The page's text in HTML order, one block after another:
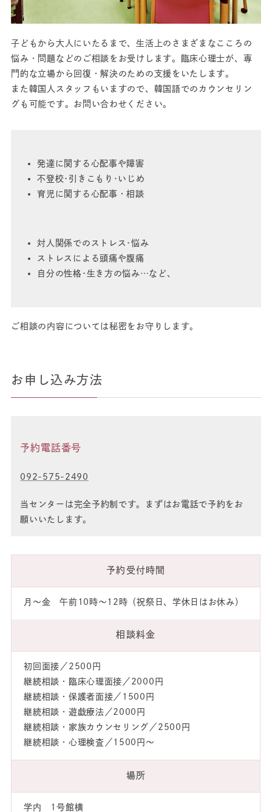
子どもから大人にいたるまで、生活上のさまざまなこころの
悩み・問題などのご相談をお受けします。臨床心理士が、専
門的な立場から回復・解決のための支援をいたします。
また韓国人スタッフもいますので、韓国語でのカウンセリン
グも可能です。お問い合わせください。
発達に関する心配事や障害
不登校･引きこもり･いじめ
育児に関する心配事・相談
対人関係でのストレス･悩み
ストレスによる頭痛や腹痛
自分の性格･生き方の悩み…など、
ご相談の内容については秘密をお守りします。
お申し込み方法
予約電話番号
092-575-2490
当センターは完全予約制です。まずはお電話で予約をお
願いいたします。
予約受付時間
月～金 午前10時～12時（祝祭日、学休日はお休み）
相談料金
初回面接／2500円
継続相談・臨床心理面接／2000円
継続相談・保護者面接／1500円
継続相談・遊戯療法／2000円
継続相談・家族カウンセリング／2500円
継続相談・心理検査／1500円～
場所
学内 1号館横